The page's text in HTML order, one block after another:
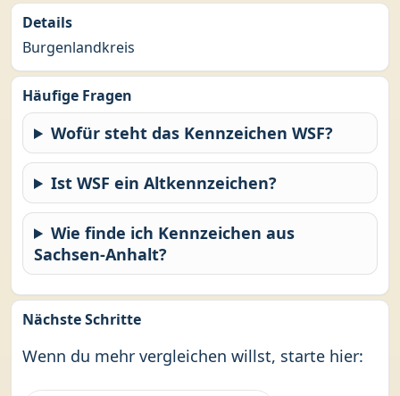
Details
Burgenlandkreis
Häufige Fragen
Wofür steht das Kennzeichen WSF?
Ist WSF ein Altkennzeichen?
Wie finde ich Kennzeichen aus
Sachsen-Anhalt?
Nächste Schritte
Wenn du mehr vergleichen willst, starte hier: